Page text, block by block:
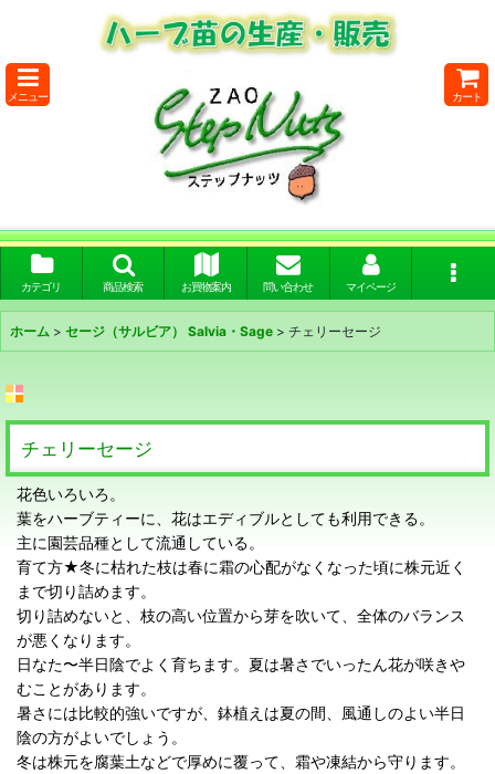
メニュー カート
カテゴリ 商品検索 お買物案内 問い合わせ マイページ
ホーム > セージ（サルビア） Salvia・Sage > チェリーセージ
チェリーセージ
花色いろいろ。
葉をハーブティーに、花はエディブルとしても利用できる。
主に園芸品種として流通している。
育て方★冬に枯れた枝は春に霜の心配がなくなった頃に株元近く
まで切り詰めます。
切り詰めないと、枝の高い位置から芽を吹いて、全体のバランス
が悪くなります。
日なた〜半日陰でよく育ちます。夏は暑さでいったん花が咲きや
むことがあります。
暑さには比較的強いですが、鉢植えは夏の間、風通しのよい半日
陰の方がよいでしょう。
冬は株元を腐葉土などで厚めに覆って、霜や凍結から守ります。